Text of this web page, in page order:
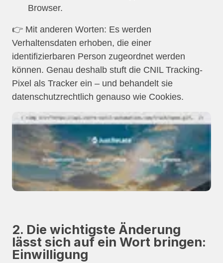
Browser.
👉 Mit anderen Worten: Es werden
Verhaltensdaten erhoben, die einer
identifizierbaren Person zugeordnet werden
können. Genau deshalb stuft die CNIL Tracking-
Pixel als Tracker ein – und behandelt sie
datenschutzrechtlich genauso wie Cookies.
2. Die wichtigste Änderung
lässt sich auf ein Wort bringen:
Einwilligung